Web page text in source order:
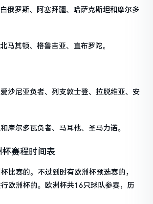
俄罗斯、阿塞拜疆、哈萨克斯坦和摩尔多
马其顿、格鲁吉亚、直布罗陀。
沙尼亚负者、列支敦士登、拉脱维亚、安
摩尔多瓦负者、马耳他、圣马力诺。
赛程时间表
比赛的。不过到时有欧洲杯预选赛的，
欧洲杯的。欧洲杯共16只球队参赛，历